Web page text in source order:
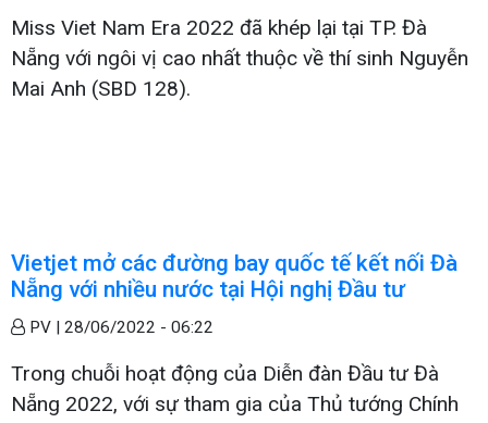
Miss Viet Nam Era 2022 đã khép lại tại TP. Đà
Nẵng với ngôi vị cao nhất thuộc về thí sinh Nguyễn
Mai Anh (SBD 128).
Vietjet mở các đường bay quốc tế kết nối Đà
Nẵng với nhiều nước tại Hội nghị Đầu tư
PV | 28/06/2022 - 06:22
Trong chuỗi hoạt động của Diễn đàn Đầu tư Đà
Nẵng 2022, với sự tham gia của Thủ tướng Chính